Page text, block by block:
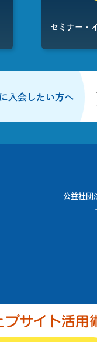
セミナー・
入会したい方へ
公益社団